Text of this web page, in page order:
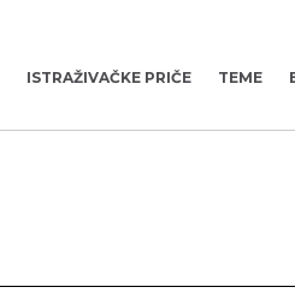
ISTRAŽIVAČKE PRIČE TEME